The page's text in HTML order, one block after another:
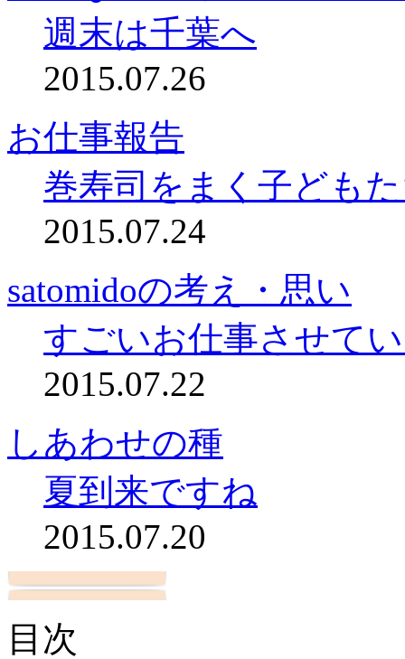
週末は千葉へ
2015.07.26
お仕事報告
巻寿司をまく子ども
2015.07.24
satomidoの考え・思い
すごいお仕事させて
2015.07.22
しあわせの種
夏到来ですね
2015.07.20
目次